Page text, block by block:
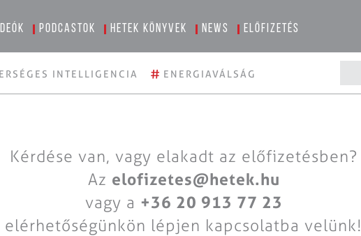
Podcastok Hetek könyvek News Előfizetés
INTELLIGENCIA # ENERGIAVÁLSÁG
Kérdése van, vagy elakadt az előfizetésben?
Az elofizetes@hetek.hu
vagy a +36 20 913 77 23
elérhetőségünkön lépjen kapcsolatba velünk!